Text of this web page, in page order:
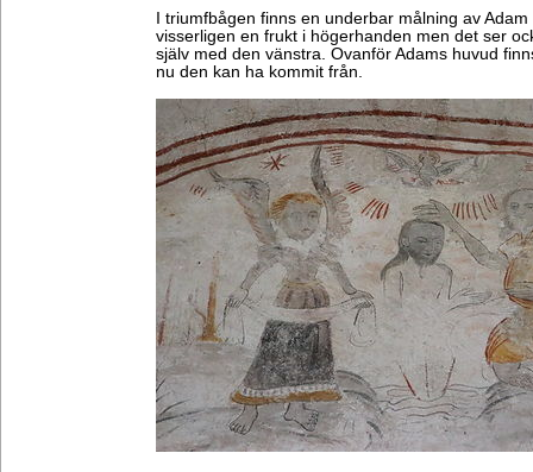
I triumfbågen finns en underbar målning av
visserligen en frukt i högerhanden men det ser
själv med den vänstra. Ovanför Adams huvud
nu den kan ha kommit från.